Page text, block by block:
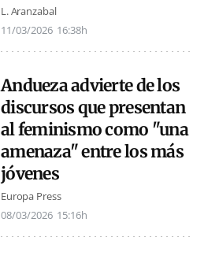
L. Aranzabal
11/03/2026 16:38h
Andueza advierte de los
discursos que presentan
al feminismo como "una
amenaza" entre los más
jóvenes
Europa Press
08/03/2026 15:16h